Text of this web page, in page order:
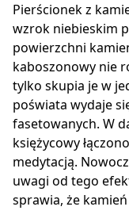
Pierścionek z
wzrok niebieskim
powierzchni
kaboszonowy nie
tylko skupia je w
poświata wydaje
fasetowanych. W
księżycowy
medytacją.
uwagi od tego
sprawia, że